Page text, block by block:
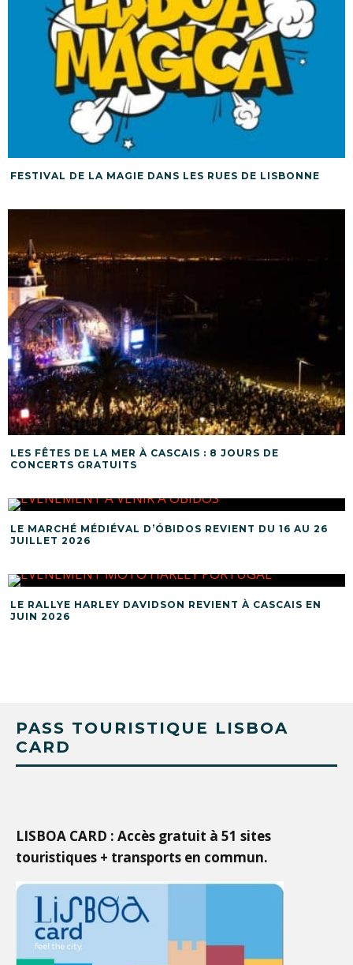
FESTIVAL DE LA MAGIE DANS LES RUES DE LISBONNE
LES FÊTES DE LA MER À CASCAIS : 8 JOURS DE
CONCERTS GRATUITS
LE MARCHÉ MÉDIÉVAL D’ÓBIDOS REVIENT DU 16 AU 26
JUILLET 2026
LE RALLYE HARLEY DAVIDSON REVIENT À CASCAIS EN
JUIN 2026
PASS TOURISTIQUE LISBOA
CARD
LISBOA CARD : Accès gratuit à 51 sites
touristiques + transports en commun.